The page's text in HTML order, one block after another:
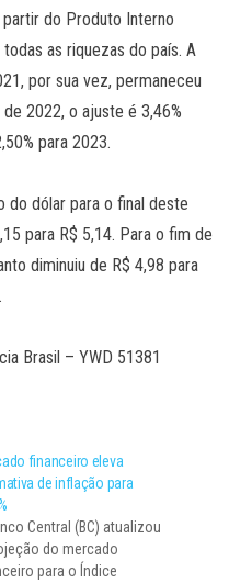
do Produto Interno
as riquezas do país. A
por sua vez, permaneceu
2022, o ajuste é 3,46%
para 2023.
do dólar para o final deste
para R$ 5,14. Para o fim de
diminuiu de R$ 4,98 para
Brasil – YWD 51381
financeiro eleva
de inflação para
Central (BC) atualizou
do mercado
para o Índice